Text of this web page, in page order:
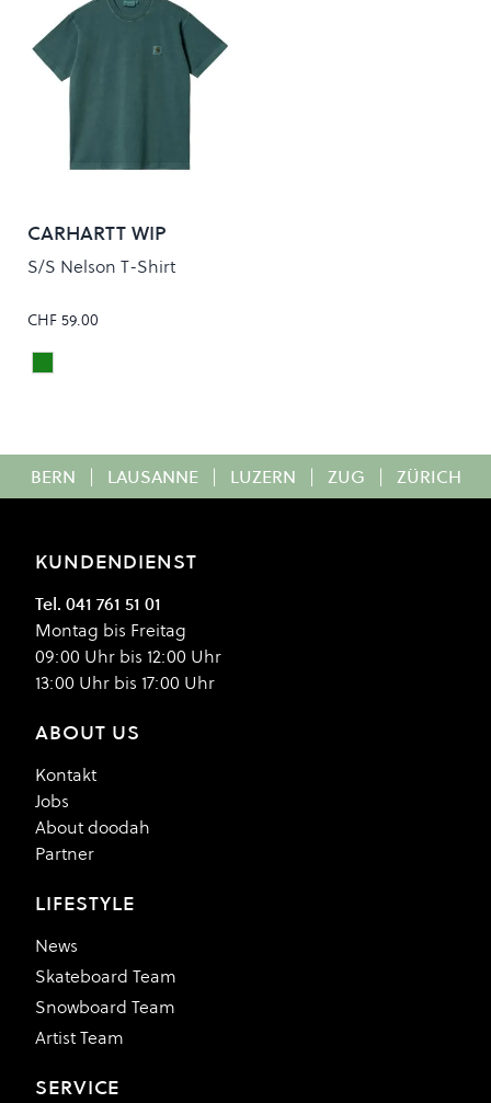
CARHARTT WIP
S/S Nelson T-Shirt
CHF 59.00
Colour
BOTANIC
BERN | LAUSANNE | LUZERN | ZUG | ZÜRICH
KUNDENDIENST
Tel. 041 761 51 01
Montag bis Freitag
09:00 Uhr bis 12:00 Uhr
13:00 Uhr bis 17:00 Uhr
ABOUT US
Kontakt
Jobs
About doodah
Partner
LIFESTYLE
News
Skateboard Team
Snowboard Team
Artist Team
SERVICE